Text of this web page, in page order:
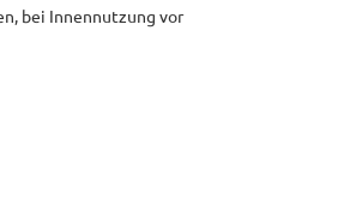
bei Innennutzung vor